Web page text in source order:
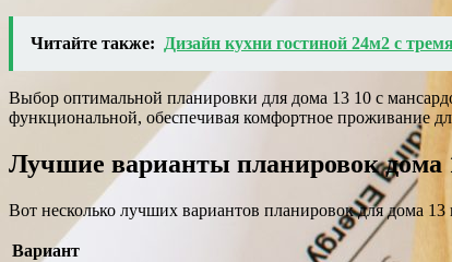
Читайте также: Дизайн кухни гостиной 24м2 с
Выбор оптимальной планировки для дома 13 10 с
функциональной, обеспечивая комфортное проживание
Лучшие варианты планировок дома
Вот несколько лучших вариантов планировок для дома
Вариант